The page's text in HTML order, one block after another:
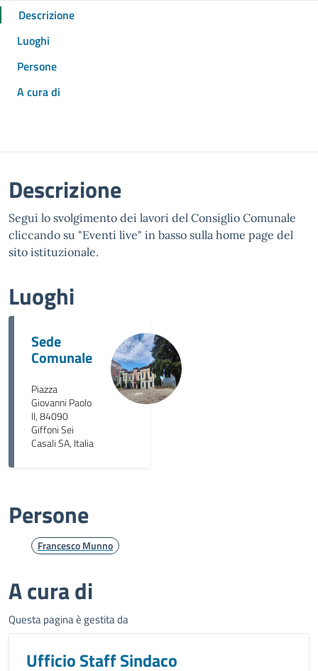
Descrizione
Luoghi
Persone
A cura di
Descrizione
Segui lo svolgimento dei lavori del Consiglio Comunale
cliccando su "Eventi live" in basso sulla home page del
sito istituzionale.
Luoghi
Sede
Comunale
Piazza
Giovanni Paolo
II, 84090
Giffoni Sei
Casali SA, Italia
Persone
Francesco Munno
A cura di
Questa pagina è gestita da
Ufficio Staff Sindaco